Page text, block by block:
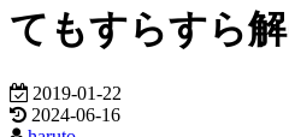
てもすらすら
2019-01-22
2024-06-16